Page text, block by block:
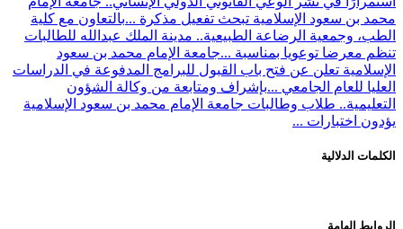
محمد بن سعود الإسلامية تبحث تفعيل مذكرة ...بالتعاون مع كلية
الطب، وجمعية الرضاعة الطبيعية.. مدينة الملك عبدالله للطالبات
تنظم معرضا توعويا بمناسبة ...جامعة الإمام محمد بن سعود
الإسلامية تعلن عن فتح باب القبول للبرامج المدفوعة في الدراسات
العليا للعام الجامعي ...بإشراف ومتابعة من وكالة الشؤون
التعليمية.. طلاب وطالبات جامعة الإمام محمد بن سعود الإسلامية
يؤدون اختبارات ...
الكلمات الدلالية
الروابط الهامة